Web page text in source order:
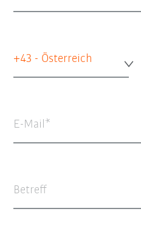
+43 - Österreich
E-Mail
Betreff